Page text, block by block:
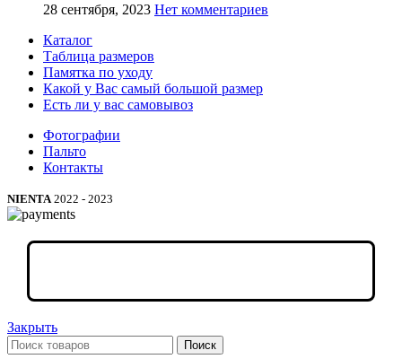
28 сентября, 2023 Нет комментариев
Каталог
Таблица размеров
Памятка по уходу
Какой у Вас самый большой размер
Есть ли у вас самовывоз
Фотографии
Пальто
Контакты
NIENTA 2022 - 2023
Закрыть
Поиск